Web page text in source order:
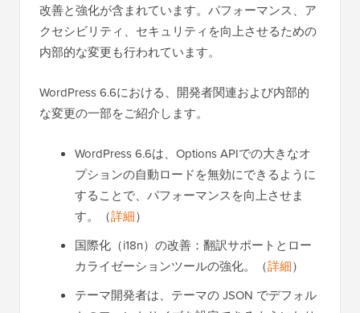
改善と強化が含まれています。パフォーマンス、ア
クセシビリティ、セキュリティを向上させるための
内部的な変更も行われています。
WordPress 6.6における、開発者関連および内部的
な変更の一部をご紹介します。
WordPress 6.6は、Options APIでの大きなオ
プションの自動ロードを無効にできるように
することで、パフォーマンスを向上させま
す。（詳細）
国際化（i18n）の改善：翻訳サポートとロー
カライゼーションツールの強化。（詳細）
テーマ開発者は、テーマの JSON でデフォル